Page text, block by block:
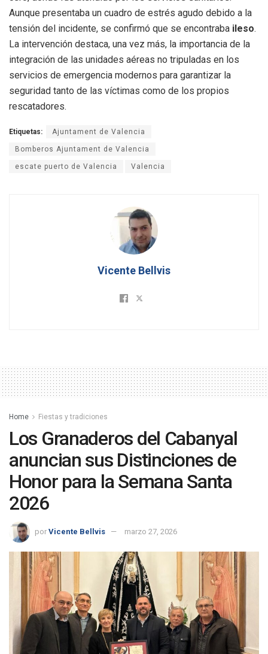
Aunque presentaba un cuadro de estrés agudo debido a la
tensión del incidente, se confirmó que se encontraba ileso.
La intervención destaca, una vez más, la importancia de la
integración de las unidades aéreas no tripuladas en los
servicios de emergencia modernos para garantizar la
seguridad tanto de las víctimas como de los propios
rescatadores.
Etiquetas: Ajuntament de Valencia
Bomberos Ajuntament de Valencia
escate puerto de Valencia Valencia
Vicente Bellvis
Home Fiestas y tradiciones
Los Granaderos del Cabanyal
anuncian sus Distinciones de
Honor para la Semana Santa
2026
por Vicente Bellvis marzo 27, 2026